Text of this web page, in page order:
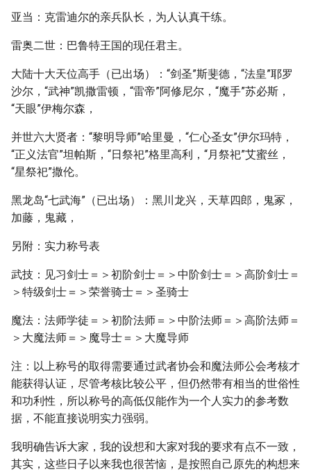
亚当：克雷迪尔的亲兵队长，为人认真干练。
雷奥二世：巴鲁特王国的现任君主。
大陆十大天位高手（已出场）：“剑圣”斯斐德，“法皇”耶罗
沙尔，“武神”凯撒雷顿，“雷帝”阿修尼尔，“魔手”苏必斯，
“天眼”伊梅尔森，
并世六大贤者：“黎明导师”哈里曼，“仁心圣女”伊尔玛特，
“正义法官”坦帕斯，“日祭祀”格里高利，“月祭祀”艾蜜丝，
“星祭祀”撒伦。
黑龙岛“七武海”（已出场）：黑川龙兴，天草四郎，鬼冢，
加藤，鬼藏，
另附：实力称号表
武技：见习剑士＝＞初阶剑士＝＞中阶剑士＝＞高阶剑士＝
＞特级剑士＝＞荣誉骑士＝＞圣骑士
魔法：法师学徒＝＞初阶法师＝＞中阶法师＝＞高阶法师＝
＞大魔法师＝＞魔导士＝＞大魔导师
注：以上称号的取得需要通过武者协会和魔法师公会考核才
能获得认证，尽管考核比较公平，但仍然带有相当的世俗性
和功利性，所以称号的高低仅能作为一个人实力的参考数
据，不能直接说明实力强弱。
我明确告诉大家，我的设想和大家对我的要求有点不一致，
其实，这些日子以来我也很苦恼，是按照自己原先的构想来